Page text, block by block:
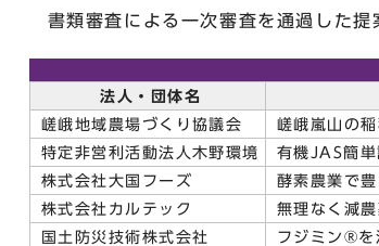
書類審査による一次審査を通過した提
法人・団体名
嵯峨地域農場づくり協議会
嵯峨嵐山の
特定非営利活動法人木野環境
有機JAS簡
株式会社大国フーズ
酵素農業で
株式会社カルテック
無理なく減
国土防災技術株式会社
フジミン®を